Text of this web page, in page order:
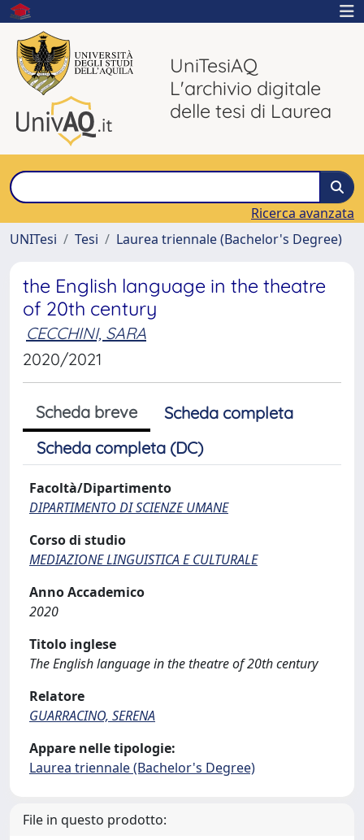
UniTesiAQ
L'archivio digitale
delle tesi di Laurea
Ricerca avanzata
UNITesi
Tesi Laurea triennale (Bachelor's Degree)
the English language in the theatre
of 20th century
CECCHINI, SARA
2020/2021
Scheda breve
Scheda completa
Scheda completa (DC)
Facoltà/Dipartimento
DIPARTIMENTO DI SCIENZE UMANE
Corso di studio
MEDIAZIONE LINGUISTICA E CULTURALE
Anno Accademico
2020
Titolo inglese
The English language in the theatre of 20th century
Relatore
GUARRACINO, SERENA
Appare nelle tipologie:
Laurea triennale (Bachelor's Degree)
File in questo prodotto: